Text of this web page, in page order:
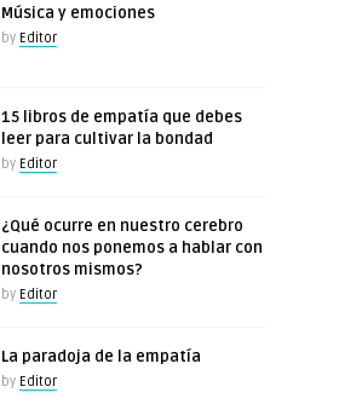
Música y emociones
by Editor
15 libros de empatía que debes
leer para cultivar la bondad
by Editor
¿Qué ocurre en nuestro cerebro
cuando nos ponemos a hablar con
nosotros mismos?
by Editor
La paradoja de la empatía
by Editor